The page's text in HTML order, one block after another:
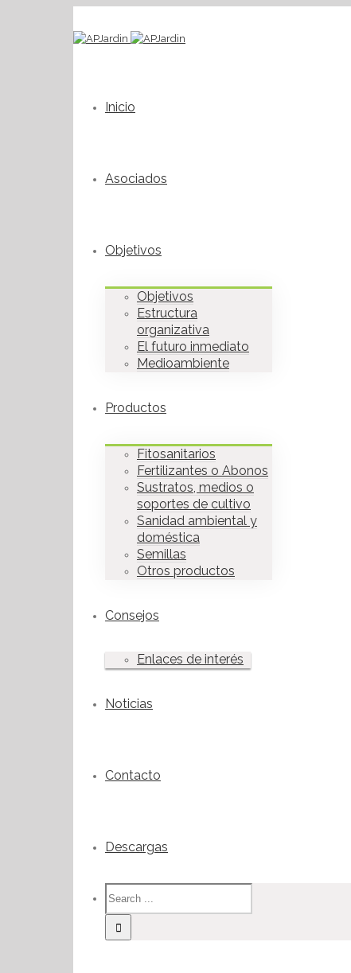
Inicio
Asociados
Objetivos
Objetivos
Estructura
organizativa
El futuro inmediato
Medioambiente
Productos
Fitosanitarios
Fertilizantes o Abonos
Sustratos, medios o
soportes de cultivo
Sanidad ambiental y
doméstica
Semillas
Otros productos
Consejos
Enlaces de interés
Noticias
Contacto
Descargas